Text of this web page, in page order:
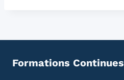
Formations Continues